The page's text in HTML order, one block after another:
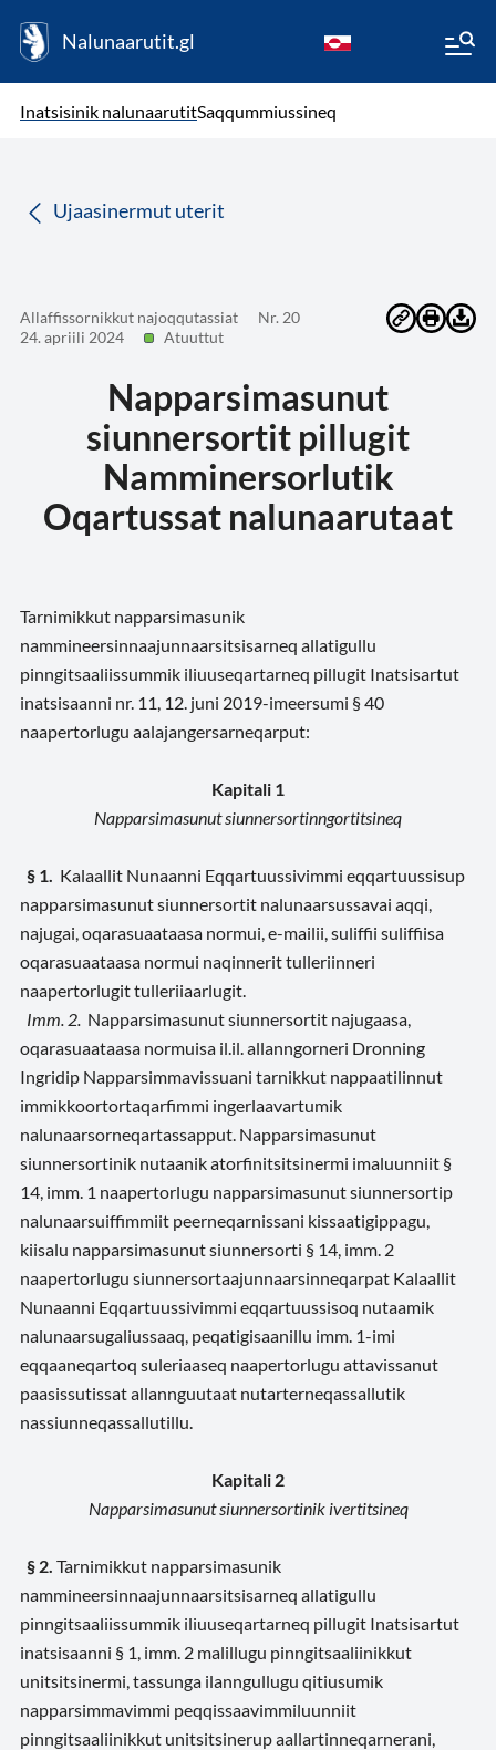
Nalunaarutit.gl
Inatsisinik nalunaarutitSaqqummiussineq
Ujaasinermut uterit
Allaffissornikkut najoqqutassiat
Nr. 20
24. apriili 2024
Atuuttut
Napparsimasunut
siunnersortit pillugit
Namminersorlutik
Oqartussat nalunaarutaat
Tarnimikkut napparsimasunik
nammineersinnaajunnaarsitsisarneq allatigullu
pinngitsaaliissummik iliuuseqartarneq pillugit Inatsisartut
inatsisaanni nr. 11, 12. juni 2019-imeersumi § 40
naapertorlugu aalajangersarneqarput:
Kapitali 1
Napparsimasunut siunnersortinngortitsineq
§ 1.
Kalaallit Nunaanni Eqqartuussivimmi eqqartuussisup
napparsimasunut siunnersortit nalunaarsussavai aqqi,
najugai, oqarasuaataasa normui, e-mailii, suliffii suliffiisa
oqarasuaataasa normui naqinnerit tulleriinneri
naapertorlugit tulleriiaarlugit.
Imm. 2. Napparsimasunut siunnersortit najugaasa,
oqarasuaataasa normuisa il.il. allanngorneri Dronning
Ingridip Napparsimmavissuani tarnikkut nappaatilinnut
immikkoortortaqarfimmi ingerlaavartumik
nalunaarsorneqartassapput. Napparsimasunut
siunnersortinik nutaanik atorfinitsitsinermi imaluunniit §
14, imm. 1 naapertorlugu napparsimasunut siunnersortip
nalunaarsuiffimmiit peerneqarnissani kissaatigippagu,
kiisalu napparsimasunut siunnersorti § 14, imm. 2
naapertorlugu siunnersortaajunnaarsinneqarpat Kalaallit
Nunaanni Eqqartuussivimmi eqqartuussisoq nutaamik
nalunaarsugaliussaaq, peqatigisaanillu imm. 1-imi
eqqaaneqartoq suleriaaseq naapertorlugu attavissanut
paasissutissat allannguutaat nutarterneqassallutik
nassiunneqassallutillu.
Kapitali 2
Napparsimasunut siunnersortinik ivertitsineq
§ 2. Tarnimikkut napparsimasunik
nammineersinnaajunnaarsitsisarneq allatigullu
pinngitsaaliissummik iliuuseqartarneq pillugit Inatsisartut
inatsisaanni § 1, imm. 2 malillugu pinngitsaaliinikkut
unitsitsinermi, tassunga ilanngullugu qitiusumik
napparsimmavimmi peqqissaavimmiluunniit
pinngitsaaliinikkut unitsitsinerup aallartinneqarnerani,